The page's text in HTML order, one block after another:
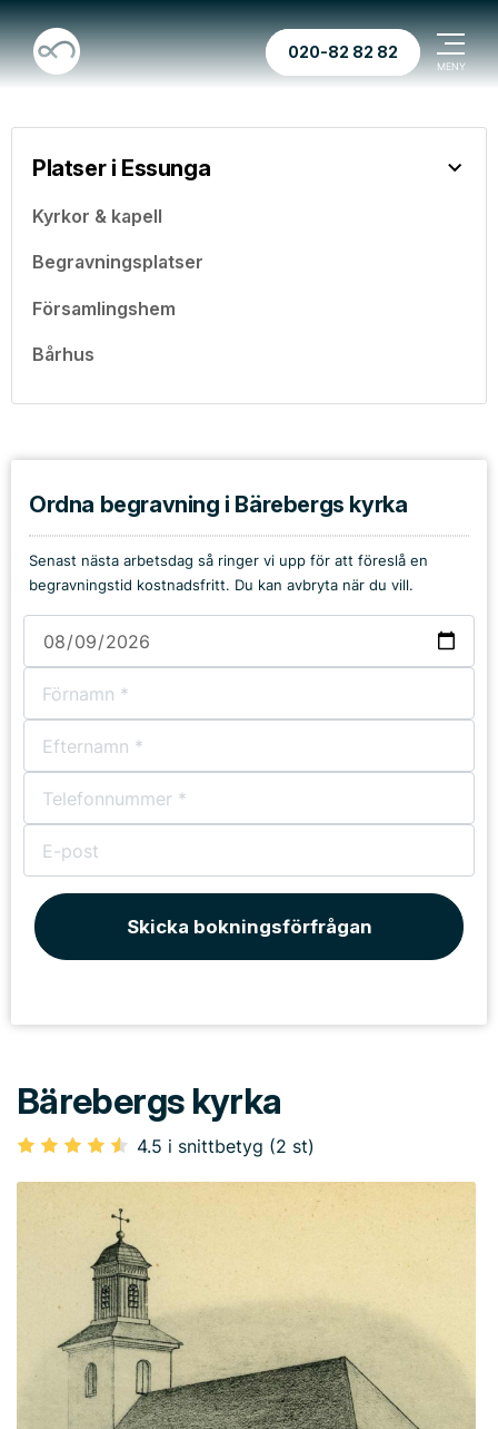
020-82 82 82
Platser i Essunga
Kyrkor & kapell
Begravningsplatser
Församlingshem
Bårhus
Ordna begravning i Bärebergs kyrka
Senast nästa arbetsdag så ringer vi upp för att föreslå en
begravningstid kostnadsfritt. Du kan avbryta när du vill.
Skicka bokningsförfrågan
Bärebergs kyrka
4.5 i snittbetyg (2 st)